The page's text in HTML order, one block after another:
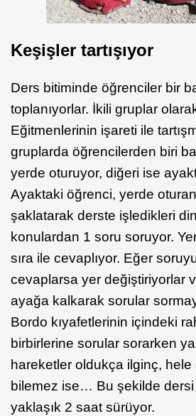
Keşişler tartışıyor
Ders bitiminde öğrenciler bir
toplanıyorlar. İkili gruplar
Eğitmenlerinin işareti ile
gruplarda öğrencilerden biri
yerde oturuyor, diğeri ise
Ayaktaki öğrenci, yerde
şaklatarak derste işledikleri
konulardan 1 soru soruyor.
sıra ile cevaplıyor. Eğer
cevaplarsa yer değiştiriyorlar
ayağa kalkarak sorular
Bordo kıyafetlerinin içindeki
birbirlerine sorular sorarken
hareketler oldukça ilginç,
bilemez ise… Bu şekilde dersi
yaklaşık 2 saat sürüyor.